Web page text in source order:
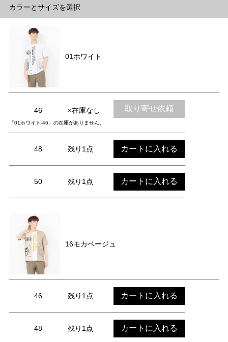
カラーとサイズを選択
01ホワイト
46 ×在庫なし 取り寄せ依頼
「01ホワイト-46」の在庫がありません。
48 残り1点 カートに入れる
50 残り1点 カートに入れる
16モカベージュ
46 残り1点 カートに入れる
48 残り1点 カートに入れる